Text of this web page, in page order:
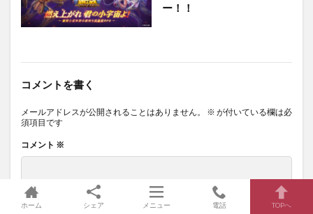
ー！！
コメントを書く
メールアドレスが公開されることはありません。 ※ が付いている欄は必
須項目です
コメント ※
ホーム シェア メニュー 電話 TOPへ